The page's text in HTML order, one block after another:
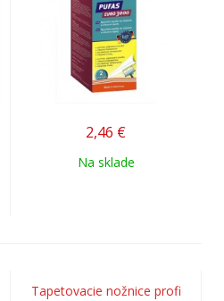
2,46 €
Na sklade
Tapetovacie nožnice profi